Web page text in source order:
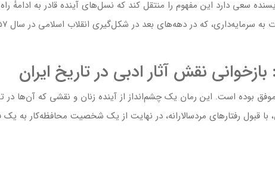
سعی دارد این مفهوم را منتقل کند که نسل‌های آینده قادر به ادامهٔ راه
نقش آثار ادبی در تاریخ ایران
بوده است. این رمان یک چشم‌انداز از آینده زنان و نقشی که آن‌ها در
رفتارهای مردسالارانه، در نهایت از یک شخصیت محافظه‌کار به یک